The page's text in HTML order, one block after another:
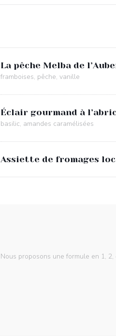
La pêche Melba de
framboises, pêche, vanille
Éclair gourmand à
basilic, amandes caramélisées
Assiette de fromages
Nous proposons une formule en 1,